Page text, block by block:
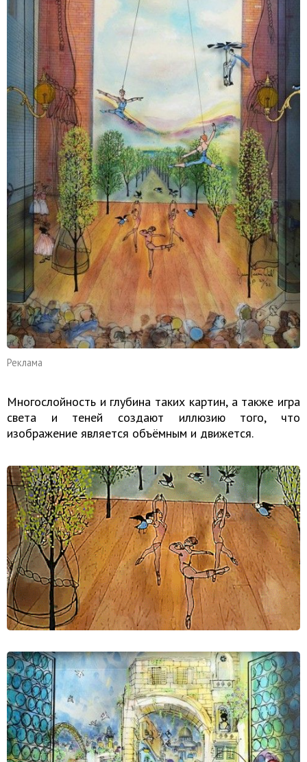
Реклама
Многослойность и глубина таких картин, а также игра
света и теней создают иллюзию того, что
изображение является объёмным и движется.